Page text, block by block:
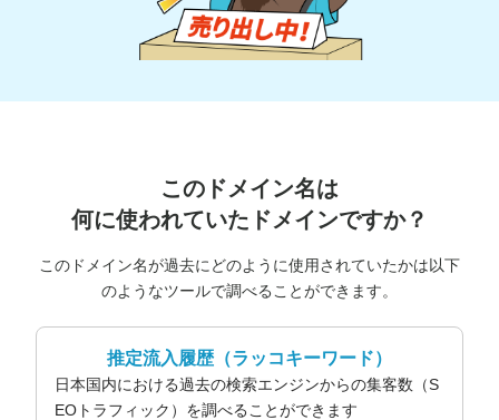
このドメイン名は
何に使われていたドメインですか？
このドメイン名が過去にどのように使用されていたかは以下
のようなツールで調べることができます。
推定流入履歴（ラッコキーワード）
日本国内における過去の検索エンジンからの集客数（S
EOトラフィック）を調べることができます